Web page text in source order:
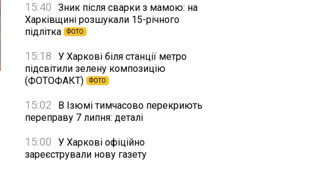
15:40
Зник після сварки з мамою: на
Харківщині розшукали 15-річного
підлітка
ФОТО
15:18
У Харкові біля станції метро
підсвітили зелену композицію
(ФОТОФАКТ)
ФОТО
15:02
В Ізюмі тимчасово перекриють
переправу 7 липня: деталі
15:00
У Харкові офіційно
зареєстрували нову газету